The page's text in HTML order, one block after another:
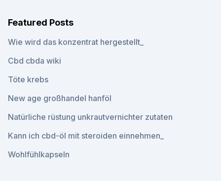
Featured Posts
Wie wird das konzentrat hergestellt_
Cbd cbda wiki
Töte krebs
New age großhandel hanföl
Natürliche rüstung unkrautvernichter zutaten
Kann ich cbd-öl mit steroiden einnehmen_
Wohlfühlkapseln